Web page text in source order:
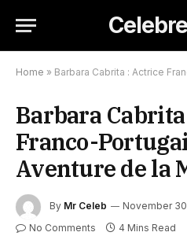
Home » Barbara Cabrita : Actrice Franco-
Barbara
Franco-
Aventure de la
By Mr Celeb November
No Comments 4 Mins Read